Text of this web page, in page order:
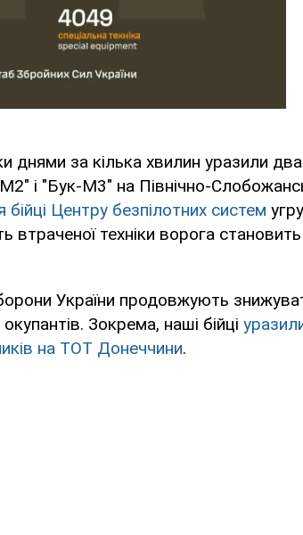
днями за кілька хвилин уразили два
і "Бук-М3" на Північно-
Центру безпілотних систем
втраченої техніки ворога
України продовжують
Зокрема, наші бійці
на ТОТ Донеччини.